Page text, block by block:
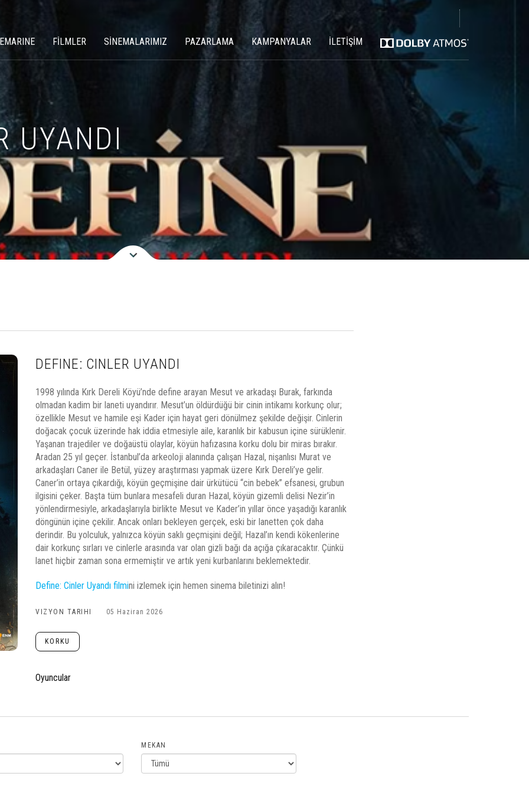
FİLMLER SİNEMALARIMIZ PAZARLAMA KAMPANYALAR İLETİŞİM
UYANDI
DEFINE: CINLER UYANDI
1998 yılında Kırk Dereli Köyü’nde define arayan Mesut ve arkadaşı Burak, farkında
olmadan kadim bir laneti uyandırır. Mesut’un öldürdüğü bir cinin intikamı korkunç olur;
özellikle Mesut ve hamile eşi Kader için hayat geri dönülmez şekilde değişir. Cinlerin
doğacak çocuk üzerinde hak iddia etmesiyle aile, karanlık bir kabusun içine sürüklenir.
Yaşanan trajediler ve doğaüstü olaylar, köyün hafızasına korku dolu bir miras bırakır.
Aradan 25 yıl geçer. İstanbul’da arkeoloji alanında çalışan Hazal, nişanlısı Murat ve
arkadaşları Caner ile Betül, yüzey araştırması yapmak üzere Kırk Dereli’ye gelir.
Caner’in ortaya çıkardığı, köyün geçmişine dair ürkütücü “cin bebek” efsanesi, grubun
ilgisini çeker. Başta tüm bunlara mesafeli duran Hazal, köyün gizemli delisi Nezir’in
yönlendirmesiyle, arkadaşlarıyla birlikte Mesut ve Kader’in yıllar önce yaşadığı karanlık
döngünün içine çekilir. Ancak onları bekleyen gerçek, eski bir lanetten çok daha
derindir. Bu yolculuk, yalnızca köyün saklı geçmişini değil; Hazal’ın kendi kökenlerine
dair korkunç sırları ve cinlerle arasında var olan gizli bağı da açığa çıkaracaktır. Çünkü
lanet hiçbir zaman sona ermemiştir ve artık yeni kurbanlarını beklemektedir.
Define: Cinler Uyandı filmini izlemek için hemen sinema biletinizi alın!
VIZYON TARIHI 05 Haziran 2026
KORKU
Oyuncular
MEKAN